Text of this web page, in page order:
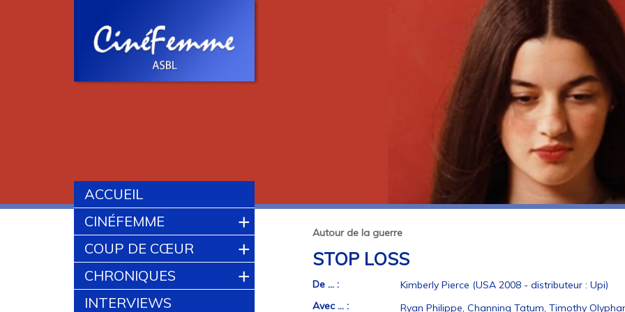
ACCUEIL
CINÉFEMME
+
COUP DE CŒUR +
CHRONIQUES +
INTERVIEWS
Autour de la guerre
STOP LOSS
De ... :
Kimberly Pierce (USA 2008 - distributeur : Upi)
Avec ... :
Ryan Philippe, Channing Tatum, Timothy